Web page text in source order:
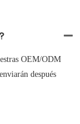
OEM/ODM
después